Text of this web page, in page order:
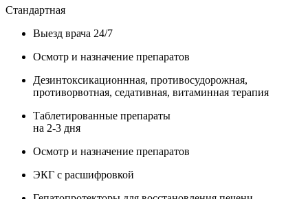
Стандартная
Выезд врача 24/7
Осмотр и назначение препаратов
Дезинтоксикационнная, противосудорожная,
противорвотная, седативная, витаминная терапия
Таблетированные препараты
на 2-3 дня
Осмотр и назначение препаратов
ЭКГ с расшифровкой